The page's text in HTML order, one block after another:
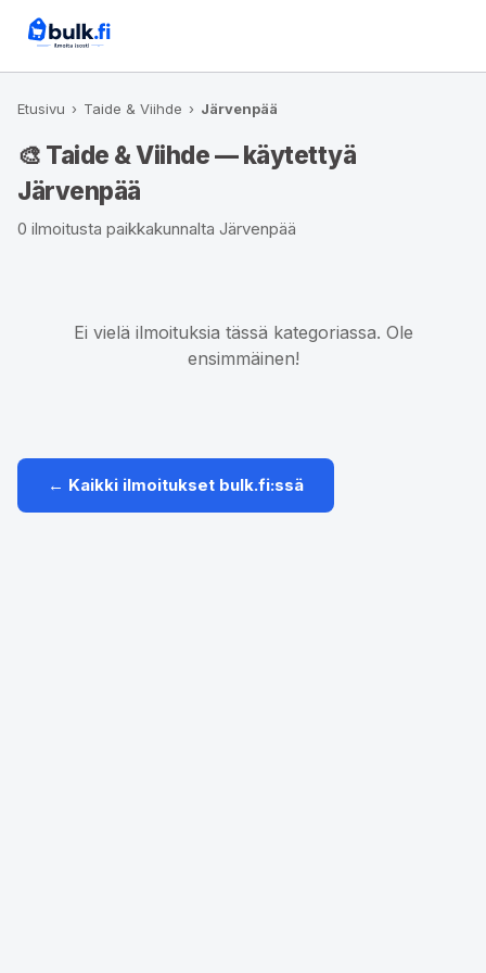
Etusivu › Taide & Viihde › Järvenpää
🎨 Taide & Viihde — käytettyä
Järvenpää
0 ilmoitusta paikkakunnalta Järvenpää
Ei vielä ilmoituksia tässä kategoriassa. Ole
ensimmäinen!
← Kaikki ilmoitukset bulk.fi:ssä